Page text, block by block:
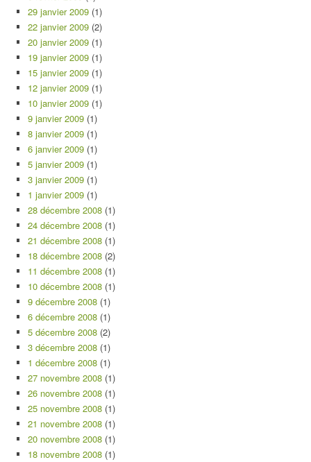
29 janvier 2009 (1)
22 janvier 2009 (2)
20 janvier 2009 (1)
19 janvier 2009 (1)
15 janvier 2009 (1)
12 janvier 2009 (1)
10 janvier 2009 (1)
9 janvier 2009 (1)
8 janvier 2009 (1)
6 janvier 2009 (1)
5 janvier 2009 (1)
3 janvier 2009 (1)
1 janvier 2009 (1)
28 décembre 2008 (1)
24 décembre 2008 (1)
21 décembre 2008 (1)
18 décembre 2008 (2)
11 décembre 2008 (1)
10 décembre 2008 (1)
9 décembre 2008 (1)
6 décembre 2008 (1)
5 décembre 2008 (2)
3 décembre 2008 (1)
1 décembre 2008 (1)
27 novembre 2008 (1)
26 novembre 2008 (1)
25 novembre 2008 (1)
21 novembre 2008 (1)
20 novembre 2008 (1)
18 novembre 2008 (1)